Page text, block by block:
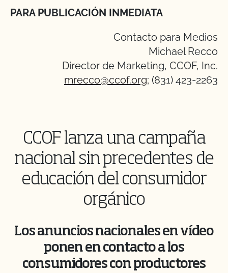
PARA PUBLICACIÓN INMEDIATA
Contacto para Medios
Michael Recco
Director de Marketing, CCOF, Inc.
mrecco@ccof.org; (831) 423-2263
CCOF lanza una campaña
nacional sin precedentes de
educación del consumidor
orgánico
Los anuncios nacionales en vídeo
ponen en contacto a los
consumidores con productores